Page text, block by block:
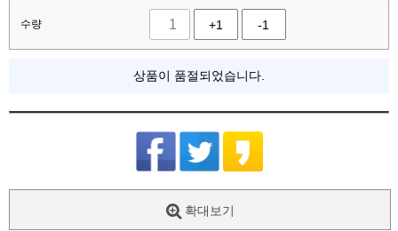
수량 +1 -1
상품이 품절되었습니다.
확대보기